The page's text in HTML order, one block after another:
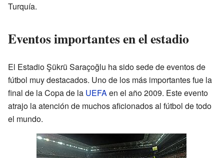
Turquía.
Eventos importantes en el estadio
El Estadio Şükrü Saraçoğlu ha sido sede de eventos de
fútbol muy destacados. Uno de los más importantes fue la
final de la Copa de la UEFAen el año 2009. Este evento
atrajo la atención de muchos aficionados al fútbol de todo
el mundo.